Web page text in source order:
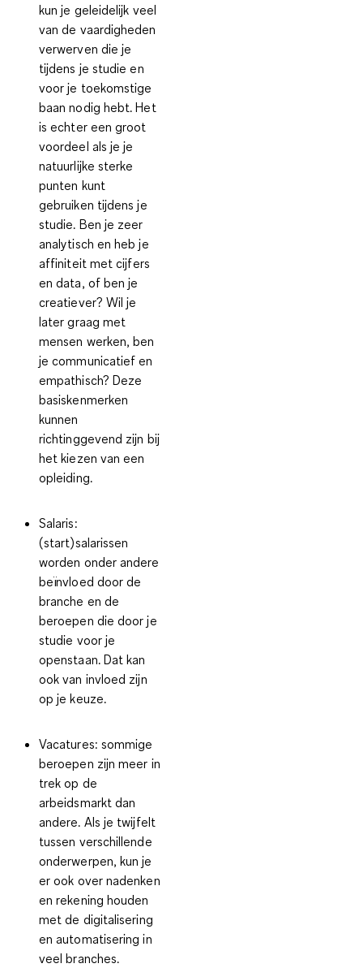
kun je geleidelijk veel
van de vaardigheden
verwerven die je
tijdens je studie en
voor je toekomstige
baan nodig hebt. Het
is echter een groot
voordeel als je je
natuurlijke sterke
punten kunt
gebruiken tijdens je
studie. Ben je zeer
analytisch en heb je
affiniteit met cijfers
en data, of ben je
creatiever? Wil je
later graag met
mensen werken, ben
je communicatief en
empathisch? Deze
basiskenmerken
kunnen
richtinggevend zijn bij
het kiezen van een
opleiding.
Salaris:
(start)salarissen
worden onder andere
beïnvloed door de
branche en de
beroepen die door je
studie voor je
openstaan. Dat kan
ook van invloed zijn
op je keuze.
Vacatures: sommige
beroepen zijn meer in
trek op de
arbeidsmarkt dan
andere. Als je twijfelt
tussen verschillende
onderwerpen, kun je
er ook over nadenken
en rekening houden
met de digitalisering
en automatisering in
veel branches.